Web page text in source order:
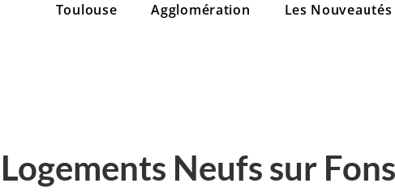
Toulouse Agglomération Les Nouveautés
Logements Neufs sur